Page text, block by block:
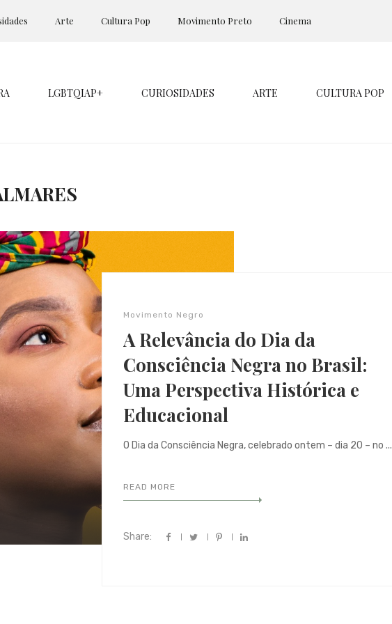
Arte Cultura Pop Movimento Preto Cinema
LGBTQIAP+ CURIOSIDADES ARTE CULTURA POP
Movimento Negro
A Relevância do Dia da
Consciência Negra no Brasil:
Uma Perspectiva Histórica e
Educacional
O Dia da Consciência Negra, celebrado ontem – dia 20 – no ...
READ MORE
Share: